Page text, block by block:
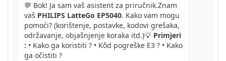
💬 Bok! Ja sam vaš asistent za priručnik.Znam
vaš PHILIPS LatteGo EP5040. Kako vam mogu
pomoći? (korištenje, postavke, kodovi grešaka,
održavanje, objašnjenje koraka itd.)💡 Primjeri
: • Kako ga koristiti ? • Kôd pogreške E3 ? • Kako
ga očistiti ?